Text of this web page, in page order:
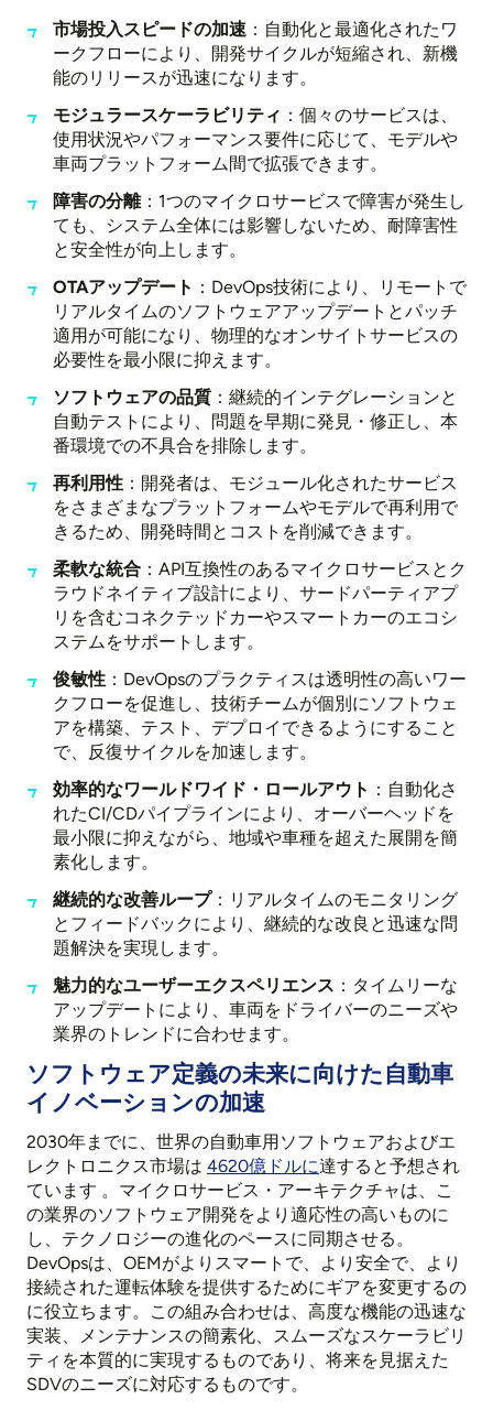
市場投入スピードの加速 ：自動化と最適化されたワ
ークフローにより、開発サイクルが短縮され、新機
能のリリースが迅速になります。
モジュラースケーラビリティ ：個々のサービスは、
使用状況やパフォーマンス要件に応じて、モデルや
車両プラットフォーム間で拡張できます。
障害の分離：1つのマイクロサービスで障害が発生し
ても、システム全体には影響しないため、耐障害性
と安全性が向上します。
OTAアップデート ：DevOps技術により、リモートで
リアルタイムのソフトウェアアップデートとパッチ
適用が可能になり、物理的なオンサイトサービスの
必要性を最小限に抑えます。
ソフトウェアの品質 ：継続的インテグレーションと
自動テストにより、問題を早期に発見・修正し、本
番環境での不具合を排除します。
再利用性 ：開発者は、モジュール化されたサービス
をさまざまなプラットフォームやモデルで再利用で
きるため、開発時間とコストを削減できます。
柔軟な統合 ：API互換性のあるマイクロサービスとク
ラウドネイティブ設計により、サードパーティアプ
リを含むコネクテッドカーやスマートカーのエコシ
ステムをサポートします。
俊敏性 ：DevOpsのプラクティスは透明性の高いワー
クフローを促進し、技術チームが個別にソフトウェ
アを構築、テスト、デプロイできるようにすること
で、反復サイクルを加速します。
効率的なワールドワイド・ロールアウト ：自動化さ
れたCI/CDパイプラインにより、オーバーヘッドを
最小限に抑えながら、地域や車種を超えた展開を簡
素化します。
継続的な改善ループ：リアルタイムのモニタリング
とフィードバックにより、継続的な改良と迅速な問
題解決を実現します。
魅力的なユーザーエクスペリエンス ：タイムリーな
アップデートにより、車両をドライバーのニーズや
業界のトレンドに合わせます。
ソフトウェア定義の未来に向けた自動車
イノベーションの加速
2030年までに、世界の自動車用ソフトウェアおよびエ
レクトロニクス市場は 4620億ドルに達すると予想され
ています 。マイクロサービス・アーキテクチャは、こ
の業界のソフトウェア開発をより適応性の高いものに
し、テクノロジーの進化のペースに同期させる。
DevOpsは、OEMがよりスマートで、より安全で、より
接続された運転体験を提供するためにギアを変更するの
に役立ちます。この組み合わせは、高度な機能の迅速な
実装、メンテナンスの簡素化、スムーズなスケーラビリ
ティを本質的に実現するものであり、将来を見据えた
SDVのニーズに対応するものです。